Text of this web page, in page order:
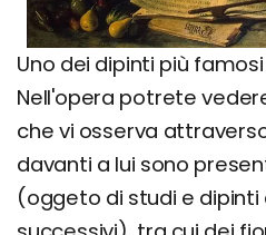
Uno dei dipinti più
Nell'opera potrete
che vi osserva
davanti a lui sono
(oggeto di studi e dipinti